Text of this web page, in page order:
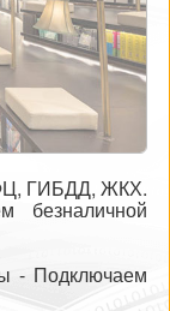
ГИБДД, ЖКХ.
безналичной
- Подключаем